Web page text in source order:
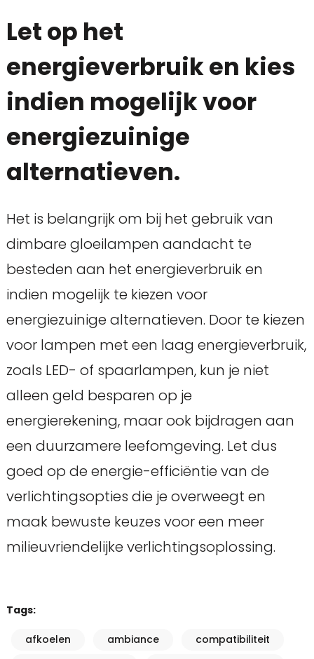
Let op het
energieverbruik en kies
indien mogelijk voor
energiezuinige
alternatieven.
Het is belangrijk om bij het gebruik van
dimbare gloeilampen aandacht te
besteden aan het energieverbruik en
indien mogelijk te kiezen voor
energiezuinige alternatieven. Door te kiezen
voor lampen met een laag energieverbruik,
zoals LED- of spaarlampen, kun je niet
alleen geld besparen op je
energierekening, maar ook bijdragen aan
een duurzamere leefomgeving. Let dus
goed op de energie-efficiëntie van de
verlichtingsopties die je overweegt en
maak bewuste keuzes voor een meer
milieuvriendelijke verlichtingsoplossing.
Tags:
afkoelen ambiance
compatibiliteit